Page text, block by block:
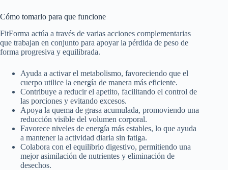
Cómo tomarlo para que funcione
FitForma actúa a través de varias acciones complementarias
que trabajan en conjunto para apoyar la pérdida de peso de
forma progresiva y equilibrada.
Ayuda a activar el metabolismo, favoreciendo que el
cuerpo utilice la energía de manera más eficiente.
Contribuye a reducir el apetito, facilitando el control de
las porciones y evitando excesos.
Apoya la quema de grasa acumulada, promoviendo una
reducción visible del volumen corporal.
Favorece niveles de energía más estables, lo que ayuda
a mantener la actividad diaria sin fatiga.
Colabora con el equilibrio digestivo, permitiendo una
mejor asimilación de nutrientes y eliminación de
desechos.